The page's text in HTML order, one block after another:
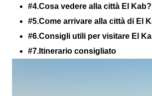
#4.Cosa vedere alla città El Kab?
#5.Come arrivare alla città di El
#6.Consigli utili per visitare El
#7.Itinerario consigliato